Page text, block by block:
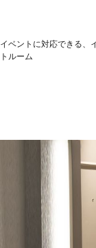
ベントに対応できる、
トルーム